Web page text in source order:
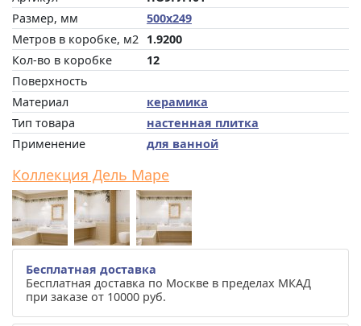
Размер, мм
500x249
Метров в коробке, м2 1.9200
Кол-во в коробке
12
Поверхность
Материал
керамика
Тип товара
настенная плитка
Применение
для ванной
Коллекция Дель Маре
Бесплатная доставка
Бесплатная доставка по Москве в пределах МКАД
при заказе от 10000 руб.